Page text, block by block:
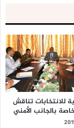
للانتخابات تناقش
بالجانب الأمني